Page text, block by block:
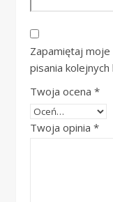
Zapamiętaj
pisania
Twoja ocena *
Twoja opinia *